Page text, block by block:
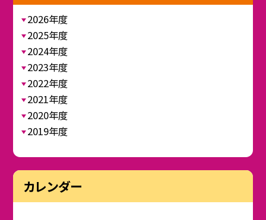
2026年度
2025年度
2024年度
2023年度
2022年度
2021年度
2020年度
2019年度
カレンダー